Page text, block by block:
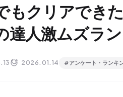
もクリアでき
達人激ムズラ
2026.01.14 #アンケート・ランキ